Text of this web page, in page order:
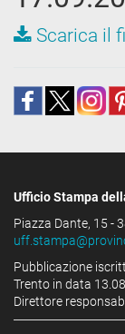
Scarica il
Ufficio Stampa
Piazza Dante, 15 -
Pubblicazione
Trento in data
Direttore